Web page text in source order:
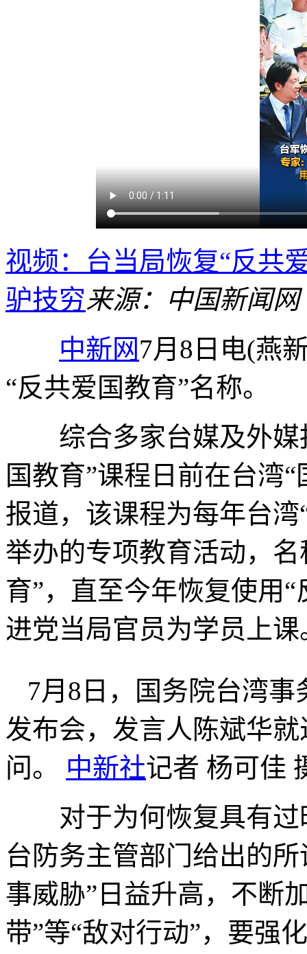
视频：台当局恢复“反共
驴技穷来源：中国新闻网
中新网7月8日电(燕
“反共爱国教育”名称。
综合多家台媒及外媒
国教育”课程日前在台湾
报道，该课程为每年台
举办的专项教育活动，
育”，直至今年恢复使用
进党当局官员为学员上课
7月8日，国务院台湾
发布会，发言人陈斌华
问。 中新社记者 杨可佳
对于为何恢复具有过
台防务主管部门给出的
事威胁”日益升高，不断
带”等“敌对行动”，要强